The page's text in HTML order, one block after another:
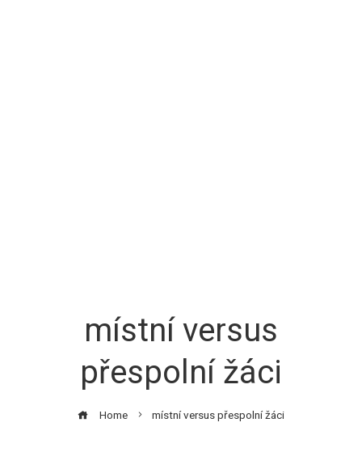
místní versus
přespolní žáci
Home místní versus přespolní žáci